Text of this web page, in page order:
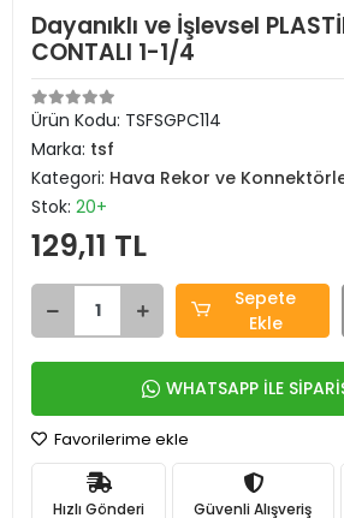
Dayanıklı ve İşlevsel
CONTALI 1-1/4
Ürün Kodu: TSFSGPC114
Marka: tsf
Kategori: Hava Rekor ve
Stok: 20+
129,11 TL
Sepete
Ekle
WHATSAPP İLE
Favorilerime ekle
Hızlı Gönderi Güvenli Alışveriş